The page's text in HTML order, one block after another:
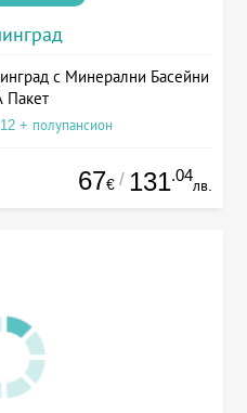
с Минерални Басейни
Пакет
+ полупансион
67€ / 131.04
лв.